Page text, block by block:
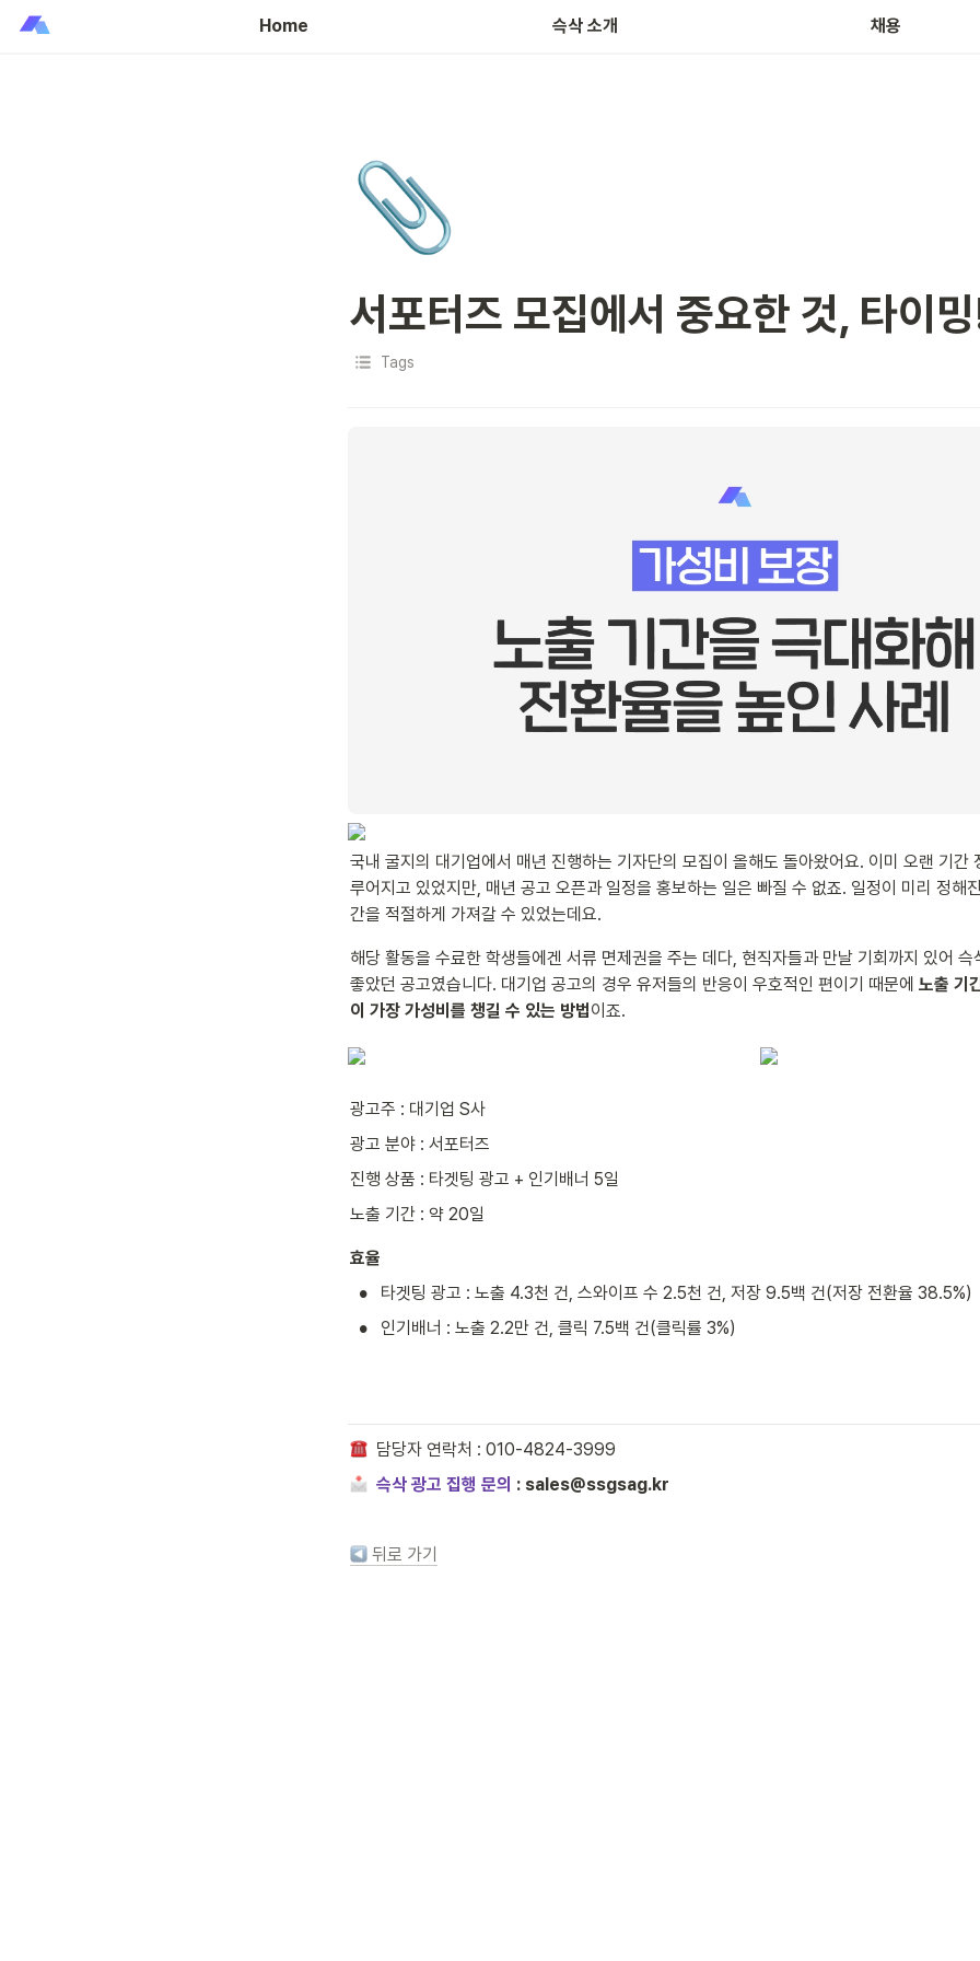
Home 슥삭 소개 채용
📎
서포터즈 모집에서 중요한 것, 타이
Tags
국내 굴지의 대기업에서 매년 진행하는 기자단의 모집이 올해도 돌아왔어요. 이미 오랜 기간
루어지고 있었지만, 매년 공고 오픈과 일정을 홍보하는 일은 빠질 수 없죠. 일정이 미리 정해
간을 적절하게 가져갈 수 있었는데요.
해당 활동을 수료한 학생들에겐 서류 면제권을 주는 데다, 현직자들과 만날 기회까지 있어 슥
좋았던 공고였습니다. 대기업 공고의 경우 유저들의 반응이 우호적인 편이기 때문에 노출 기
이 가장 가성비를 챙길 수 있는 방법이죠.
광고주 : 대기업 S사
광고 분야 : 서포터즈
진행 상품 : 타겟팅 광고 + 인기배너 5일
노출 기간 : 약 20일
효율
• 타겟팅 광고 : 노출 4.3천 건, 스와이프 수 2.5천 건, 저장 9.5백 건(저장 전환율 38.5%)
• 인기배너 : 노출 2.2만 건, 클릭 7.5백 건(클릭률 3%)
담당자 연락처 : 010-4824-3999
슥삭 광고 집행 문의 : sales@ssgsag.kr
뒤로 가기